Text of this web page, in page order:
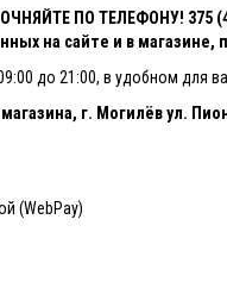
ПО ТЕЛЕФОНУ! 375
на сайте и в
до 21:00, в удобном для
г. Могилёв ул.
(WebPay)